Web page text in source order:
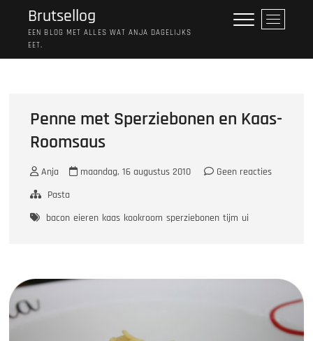
Brutsellog
EEN BLOG MET ALLES WAT ANJA DAGELIJKS
EET.
M
e
p
Penne met Sperziebonen en Kaas-
Roomsaus
Anja maandag, 16 augustus 2010
Geen reacties
Pasta
bacon eieren kaas kookroom sperziebonen tijm ui